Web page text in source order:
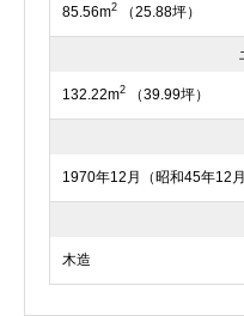
85.56m2 （25.88坪）
132.22m2 （39.99坪）
1970年12月（昭和45年12月
木造